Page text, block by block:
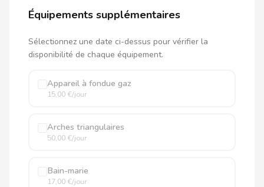
Équipements supplémentaires
Sélectionnez une date ci-dessus pour vérifier la
disponibilité de chaque équipement.
Appareil à fondue gaz
15,00 €/jour
Arches triangulaires
50,00 €/jour
Bain-marie
17,00 €/jour